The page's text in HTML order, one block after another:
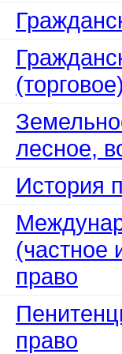
лесное,
История
(частное
право
право